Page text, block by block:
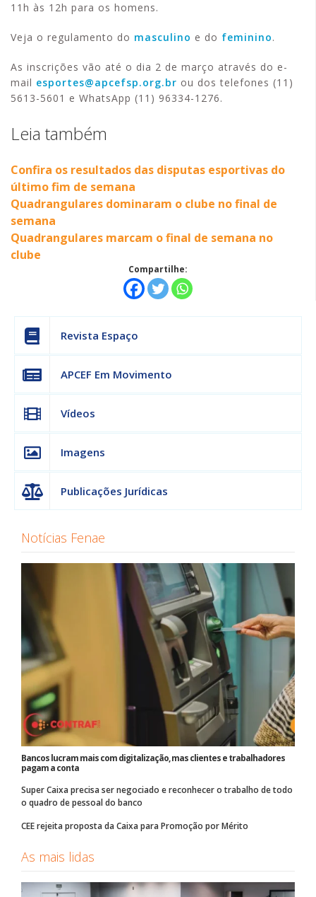
11h às 12h para os homens.
Veja o regulamento do masculino e do feminino.
As inscrições vão até o dia 2 de março através do e-
mail esportes@apcefsp.org.br ou dos telefones (11)
5613-5601 e WhatsApp (11) 96334-1276.
Leia também
Confira os resultados das disputas esportivas do
último fim de semana
Quadrangulares dominaram o clube no final de
semana
Quadrangulares marcam o final de semana no
clube
Compartilhe:
Revista Espaço
APCEF Em Movimento
Vídeos
Imagens
Publicações Jurídicas
Notícias Fenae
Bancos lucram mais com digitalização, mas clientes e trabalhadores
pagam a conta
Super Caixa precisa ser negociado e reconhecer o trabalho de todo
o quadro de pessoal do banco
CEE rejeita proposta da Caixa para Promoção por Mérito
As mais lidas